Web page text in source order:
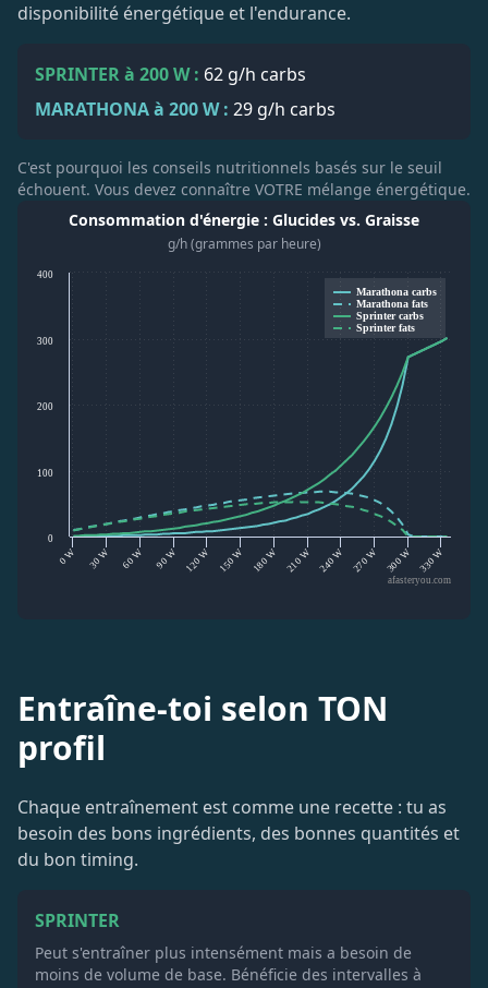
disponibilité énergétique et l'endurance.
SPRINTER à 200 W : 62 g/h carbs
MARATHONA à 200 W : 29 g/h carbs
C'est pourquoi les conseils nutritionnels basés sur le seuil
échouent. Vous devez connaître VOTRE mélange énergétique.
Consommation d'énergie : Glucides vs. Graisse
g/h (grammes par heure)
0 W 30 W 60 W 90 W 120 W 150 W 180 W 210 W 240 W 270 W 300 W 330 W
0
100
200
300
400
Marathona carbs
Marathona fats
Sprinter carbs
Sprinter fats
afasteryou.com
Entraîne-toi selon TON
profil
Chaque entraînement est comme une recette : tu as
besoin des bons ingrédients, des bonnes quantités et
du bon timing.
SPRINTER
Peut s'entraîner plus intensément mais a besoin de
moins de volume de base. Bénéficie des intervalles à